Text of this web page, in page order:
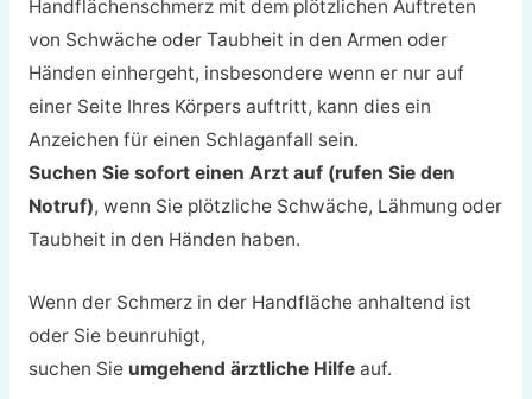
Handflächenschmerz mit dem plötzlichen Auftreten
von Schwäche oder Taubheit in den Armen oder
Händen einhergeht, insbesondere wenn er nur auf
einer Seite Ihres Körpers auftritt, kann dies ein
Anzeichen für einen Schlaganfall sein.
Suchen Sie sofort einen Arzt auf (rufen Sie den
Notruf), wenn Sie plötzliche Schwäche, Lähmung oder
Taubheit in den Händen haben.
Wenn der Schmerz in der Handfläche anhaltend ist
oder Sie beunruhigt,
suchen Sie umgehend ärztliche Hilfeauf.